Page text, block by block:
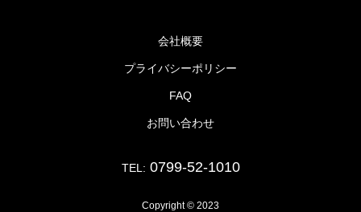
会社概要
プライバシーポリシー
FAQ
お問い合わせ
TEL: 0799-52-1010
Copyright © 2023